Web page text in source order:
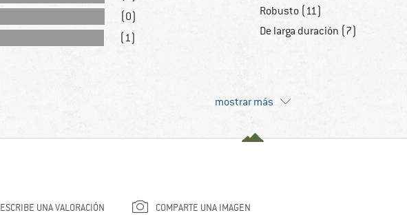
(0)
(1)
Robusto (11)
De larga duración (7)
mostrar más
ESCRIBE UNA VALORACIÓN COMPARTE UNA IMAGEN